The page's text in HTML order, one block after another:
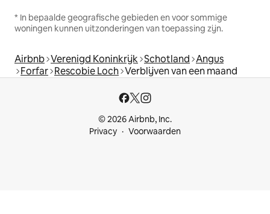
* In bepaalde geografische gebieden en voor sommige
woningen kunnen uitzonderingen van toepassing zijn.
Airbnb Verenigd Koninkrijk Schotland Angus
Forfar Rescobie Loch Verblijven van een maand
© 2026 Airbnb, Inc.
Privacy
Voorwaarden